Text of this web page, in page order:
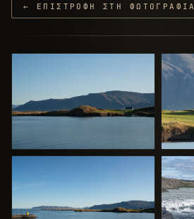
← ΕΠΙΣΤΡΟΦΉ ΣΤΗ ΦΩΤΟΓΡΑΦΊΑ